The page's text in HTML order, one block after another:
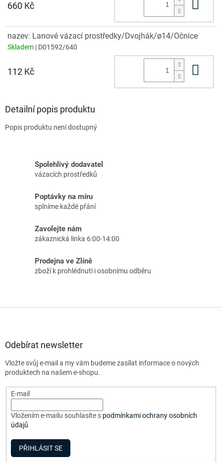
660 Kč
nazev: Lanové vázací prostředky/Dvojhák/ø14/Očnice
Skladem | D01592/640
112 Kč
Detailní popis produktu
Popis produktu není dostupný
Spolehlivý dodavatel
vázacích prostředků
Poptávky na míru
splníme každé přání
Zavolejte nám
zákaznická linka 6:00-14:00
Prodejna ve Zlíně
zboží k prohlédnutí i osobnímu odběru
Odebírat newsletter
Vložte svůj e-mail a my vám budeme zasílat informace o nových
produktech na našem e-shopu.
E-mail
Vložením e-mailu souhlasíte s podmínkami ochrany osobních
údajů
PŘIHLÁSIT SE